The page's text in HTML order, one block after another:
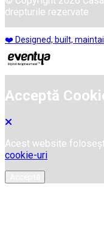
drepturile rezervate
❤️ Designed, built,
Acceptă
Acest website
cookie-uri